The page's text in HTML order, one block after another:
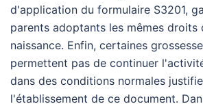
d'application du formulaire S3201,
parents adoptants les mêmes droits
naissance. Enfin, certaines
permettent pas de continuer
dans des conditions normales
l'établissement de ce document.